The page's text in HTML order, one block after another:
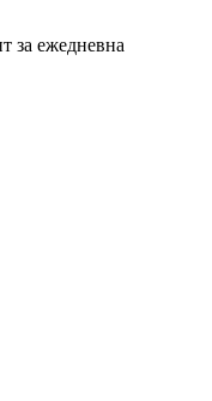
за ежедневна